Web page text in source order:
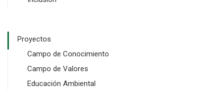
Proyectos
Campo de Conocimiento
Campo de Valores
Educación Ambiental